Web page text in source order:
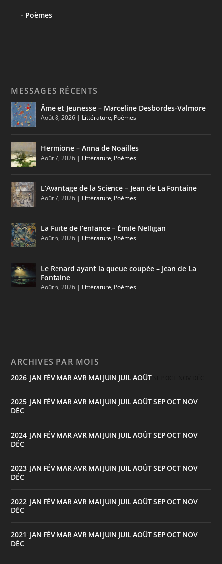
Poèmes
MESSAGES RÉCENTS
Âme et Jeunesse – Marceline Desbordes-Valmore
Août 8, 2026 | Littérature, Poèmes
Hermione – Anna de Noailles
Août 7, 2026 | Littérature, Poèmes
L’Avantage de la Science – Jean de La Fontaine
Août 7, 2026 | Littérature, Poèmes
La Fuite de l’enfance – Émile Nelligan
Août 6, 2026 | Littérature, Poèmes
Le Renard ayant la queue coupée – Jean de La
Fontaine
Août 6, 2026 | Littérature, Poèmes
ARCHIVES PAR MOIS
2026 JAN FÉV MARAVR MAI JUIN JUILAOÛT
2025 JAN FÉV MARAVR MAI JUIN JUILAOÛTSEP OCT NOV
DÉC
2024 JAN FÉV MARAVR MAI JUIN JUILAOÛTSEP OCT NOV
DÉC
2023 JAN FÉV MARAVR MAI JUIN JUILAOÛTSEP OCT NOV
DÉC
2022 JAN FÉV MARAVR MAI JUIN JUILAOÛTSEP OCT NOV
DÉC
2021 JAN FÉV MARAVR MAI JUIN JUILAOÛTSEP OCT NOV
DÉC